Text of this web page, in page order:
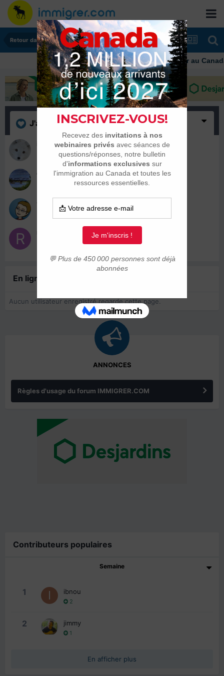
Retour dans son pays
Immigrer au
J'aime (4)
2 septembre 2015
celine.gov
27 juillet 2015
26 juillet 2015
En ligne récemment
Aucun utilisateur enregistré regarde cette page.
ANNONCES
Règles d'usage du forum IMMIGRER.COM
Contributeurs populaires
Semaine
1 ibnou
2
2 jimmy
1
En afficher plus